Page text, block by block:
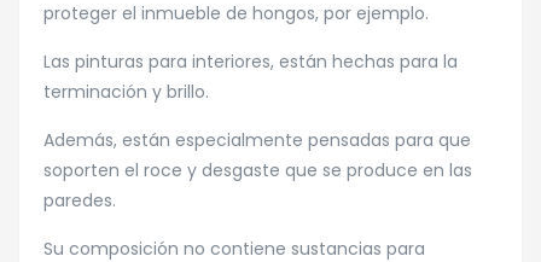
proteger el inmueble de hongos, por ejemplo.
Las pinturas para interiores, están hechas para la
terminación y brillo.
Además, están especialmente pensadas para que
soporten el roce y desgaste que se produce en las
paredes.
Su composición no contiene sustancias para